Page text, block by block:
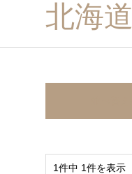
北海道
1件中 1件を表示